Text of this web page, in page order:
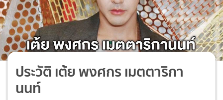
ประวัติ เต้ย พงศกร เมตตาริกา
นนท์